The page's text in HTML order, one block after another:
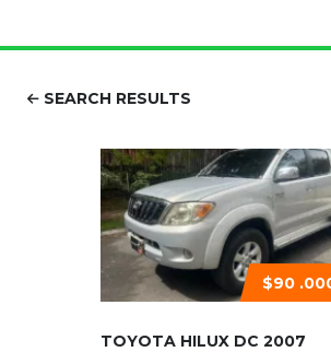
SEARCH RESULTS
$90
TOYOTA HILUX DC 2007